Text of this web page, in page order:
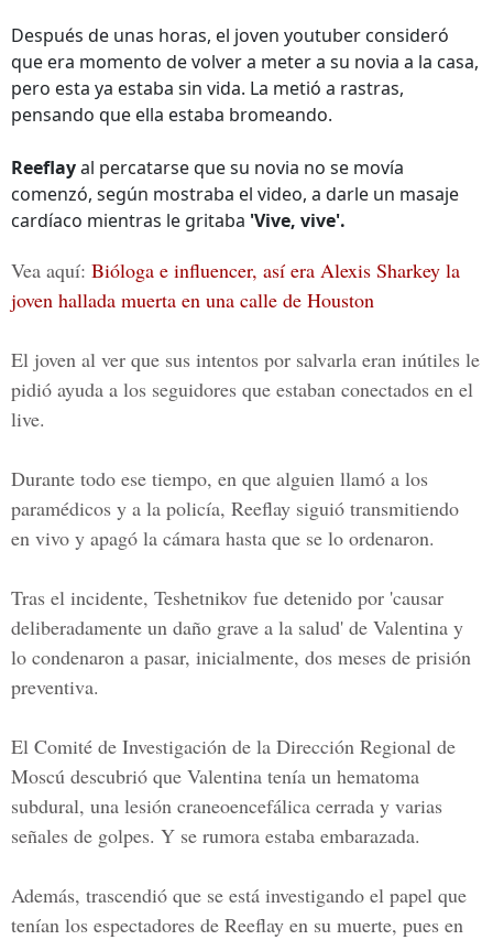
Después de unas horas, el joven youtuber consideró
que era momento de volver a meter a su novia a la casa,
pero esta ya estaba sin vida. La metió a rastras,
pensando que ella estaba bromeando.
Reeflayal percatarse que su novia no se movía
comenzó, según mostraba el video, a darle un masaje
cardíaco mientras le gritaba 'Vive, vive'.
Vea aquí: Bióloga e influencer, así era Alexis Sharkey la
joven hallada muerta en una calle de Houston
El joven al ver que sus intentos por salvarla eran inútiles le
pidió ayuda a los seguidores que estaban conectados en el
live.
Durante todo ese tiempo, en que alguien llamó a los
paramédicos y a la policía, Reeflay siguió transmitiendo
en vivo y apagó la cámara hasta que se lo ordenaron.
Tras el incidente, Teshetnikov fue detenido por 'causar
deliberadamente un daño grave a la salud' de Valentina y
lo condenaron a pasar, inicialmente, dos meses de prisión
preventiva.
El Comité de Investigación de la Dirección Regional de
Moscú descubrió que Valentina tenía un hematoma
subdural, una lesión craneoencefálica cerrada y varias
señales de golpes. Y se rumora estaba embarazada.
Además, trascendió que se está investigando el papel que
tenían los espectadores de Reeflay en su muerte, pues en